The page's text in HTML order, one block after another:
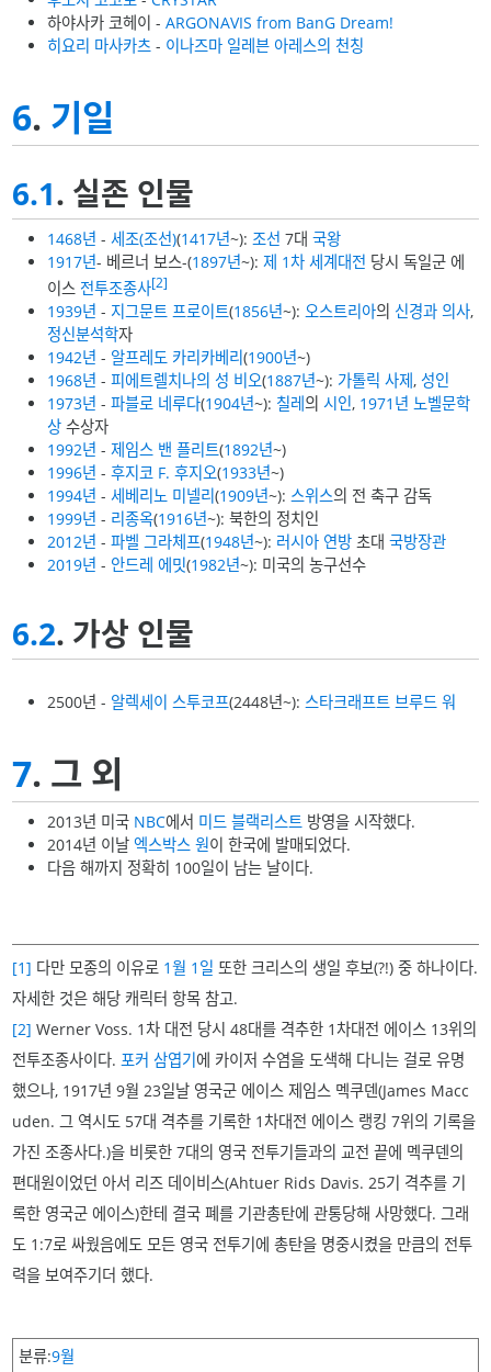
하야사카 코헤이 -ARGONAVIS from BanG Dream!
히요리 마사카츠 - 이나즈마 일레븐 아레스의 천칭
6. 기일
6.1. 실존 인물
1468년 -세조(조선)(1417년~):조선 7대국왕
1917년- 베르너 보스-(1897년~):제 1차 세계대전 당시 독일군 에
이스 전투조종사[2]
1939년 - 지그문트 프로이트(1856년~): 오스트리아의 신경과 의사,
정신분석학자
1942년 - 알프레도 카리카베리(1900년~)
1968년 -피에트렐치나의 성 비오(1887년~): 가톨릭 사제,성인
1973년 -파블로 네루다(1904년~): 칠레의시인, 1971년 노벨문학
상 수상자
1992년 -제임스 밴 플리트(1892년~)
1996년 -후지코 F. 후지오(1933년~)
1994년 -세베리노 미넬리(1909년~): 스위스의 전 축구 감독
1999년 - 리종옥(1916년~): 북한의 정치인
2012년 -파벨 그라체프(1948년~): 러시아 연방 초대국방장관
2019년 - 안드레 에밋(1982년~): 미국의 농구선수
6.2. 가상 인물
2500년 - 알렉세이 스투코프(2448년~):스타크래프트 브루드 워
7. 그 외
2013년 미국 NBC에서 미드 블랙리스트 방영을 시작했다.
2014년 이날엑스박스 원이 한국에 발매되었다.
다음 해까지 정확히 100일이 남는 날이다.
[1] 다만 모종의 이유로 1월 1일 또한 크리스의 생일 후보(?!) 중 하나이다.
자세한 것은 해당 캐릭터 항목 참고.
[2] Werner Voss. 1차 대전 당시 48대를 격추한 1차대전 에이스 13위의
전투조종사이다.포커 삼엽기에 카이저 수염을 도색해 다니는 걸로 유명
했으나, 1917년 9월 23일날 영국군 에이스 제임스 멕쿠덴(James Macc
uden. 그 역시도 57대 격추를 기록한 1차대전 에이스 랭킹 7위의 기록을
가진 조종사다.)을 비롯한 7대의 영국 전투기들과의 교전 끝에 멕쿠덴의
편대원이었던 아서 리즈 데이비스(Ahtuer Rids Davis. 25기 격추를 기
록한 영국군 에이스)한테 결국 폐를 기관총탄에 관통당해 사망했다. 그래
도 1:7로 싸웠음에도 모든 영국 전투기에 총탄을 명중시켰을 만큼의 전투
력을 보여주기더 했다.
분류 9월